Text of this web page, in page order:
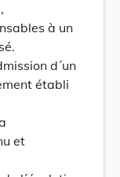
à un
d´un
établi
et